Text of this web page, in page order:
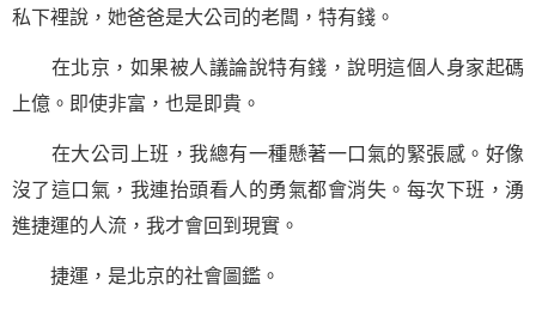
私下裡說，她爸爸是大公司的老闆，特有錢。
在北京，如果被人議論說特有錢，說明這個人身家起碼
上億。即使非富，也是即貴。
在大公司上班，我總有一種懸著一口氣的緊張感。好像
沒了這口氣，我連抬頭看人的勇氣都會消失。每次下班，湧
進捷運的人流，我才會回到現實。
捷運，是北京的社會圖鑑。